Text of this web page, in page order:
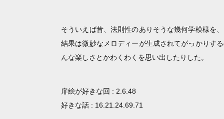
そういえば昔、法則性のありそうな幾何学模様を
結果は微妙なメロディーが生成されてがっかりす
んな楽しさとかわくわくを思い出したりした。
扉絵が好きな回 : 2.6.48
好きな話 : 16.21.24.69.71